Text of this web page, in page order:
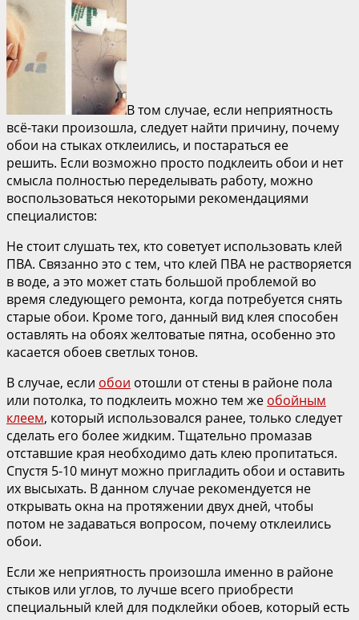
В том случае, если неприятность
всё-таки произошла, следует найти причину, почему
обои на стыках отклеились, и постараться ее
решить. Если возможно просто подклеить обои и нет
смысла полностью переделывать работу, можно
воспользоваться некоторыми рекомендациями
специалистов:
Не стоит слушать тех, кто советует использовать клей
ПВА. Связанно это с тем, что клей ПВА не растворяется
в воде, а это может стать большой проблемой во
время следующего ремонта, когда потребуется снять
старые обои. Кроме того, данный вид клея способен
оставлять на обоях желтоватые пятна, особенно это
касается обоев светлых тонов.
В случае, если обои отошли от стены в районе пола
или потолка, то подклеить можно тем же обойным
клеем, который использовался ранее, только следует
сделать его более жидким. Тщательно промазав
отставшие края необходимо дать клею пропитаться.
Спустя 5-10 минут можно пригладить обои и оставить
их высыхать. В данном случае рекомендуется не
открывать окна на протяжении двух дней, чтобы
потом не задаваться вопросом, почему отклеились
обои.
Если же неприятность произошла именно в районе
стыков или углов, то лучше всего приобрести
специальный клей для подклейки обоев, который есть